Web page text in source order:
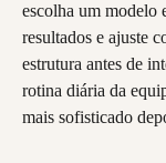
escolha um modelo
resultados e ajuste
estrutura antes de
rotina diária da
mais sofisticado